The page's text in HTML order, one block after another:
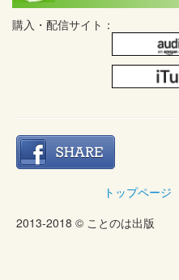
購入・配信サイト：
トップページ
2013-2018 © ことのは出版